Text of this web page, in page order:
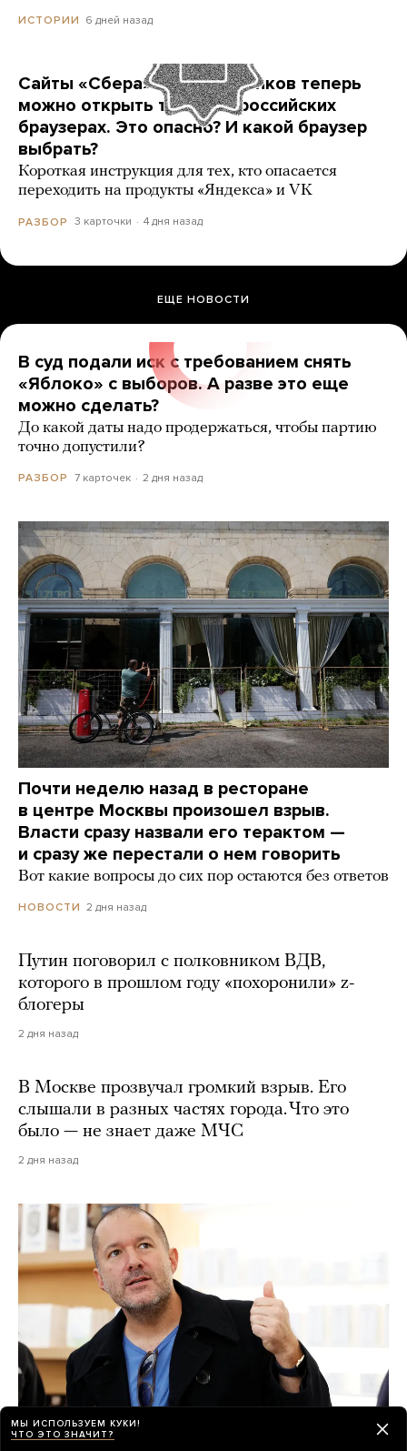
ИСТОРИИ 6 дней назад
Сайты «Сбера» и других банков теперь
можно открыть только в российских
браузерах. Это опасно? И какой браузер
выбрать?
Короткая инструкция для тех, кто опасается
переходить на продукты «Яндекса» и VK
РАЗБОР 3 карточки 4 дня назад
ЕЩЕ НОВОСТИ
В суд подали иск с требованием снять
«Яблоко» с выборов. А разве это еще
можно сделать?
До какой даты надо продержаться, чтобы партию
точно допустили?
РАЗБОР 7 карточек 2 дня назад
Почти неделю назад в ресторане
в центре Москвы произошел взрыв.
Власти сразу назвали его терактом —
и сразу же перестали о нем говорить
Вот какие вопросы до сих пор остаются без ответов
НОВОСТИ 2 дня назад
Путин поговорил с полковником ВДВ,
которого в прошлом году «похоронили» z-
блогеры
2 дня назад
В Москве прозвучал громкий взрыв. Его
слышали в разных частях города. Что это
было — не знает даже МЧС
2 дня назад
МЫ ИСПОЛЬЗУЕМ КУКИ!
ЧТО ЭТО ЗНАЧИТ?